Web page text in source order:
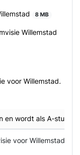
8 MB
Willemstad
voor Willemstad.
en wordt als A-stuk
voor Willemstad.